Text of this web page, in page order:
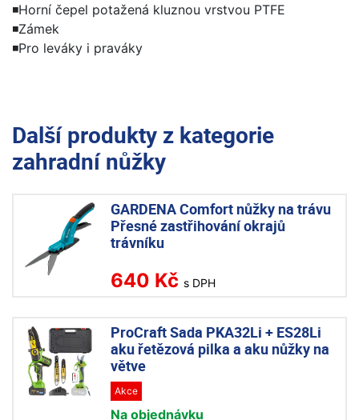
◾Horní čepel potažená kluznou vrstvou PTFE
◾Zámek
◾Pro leváky i praváky
Další produkty z kategorie
zahradní nůžky
GARDENA Comfort nůžky na trávu
Přesné zastřihování okrajů
trávníku
640 Kč s DPH
ProCraft Sada PKA32Li + ES28Li
aku řetězová pilka a aku nůžky na
větve
Akce
Na objednávku